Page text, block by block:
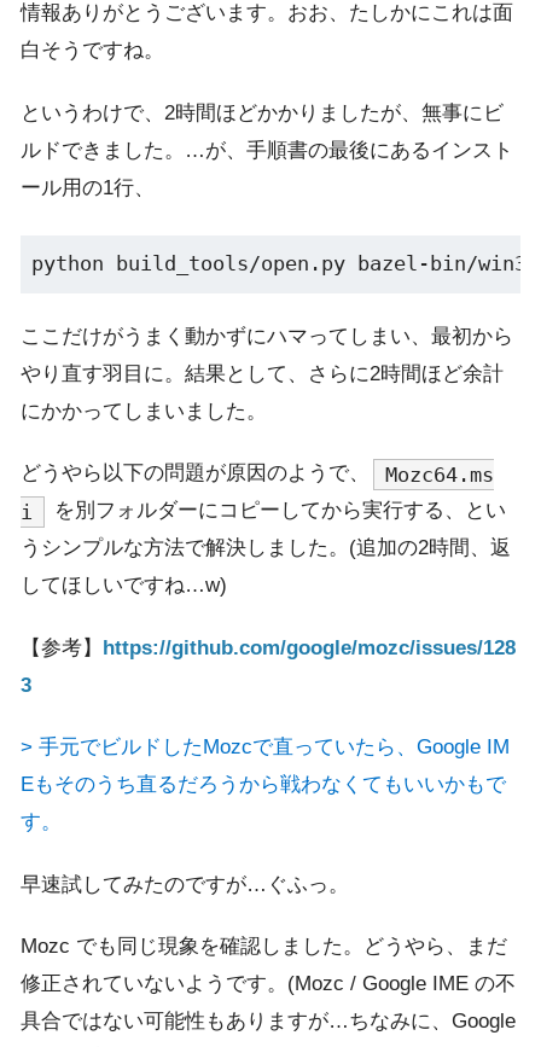
情報ありがとうございます。おお、たしかにこれは面
白そうですね。
というわけで、2時間ほどかかりましたが、無事にビ
ルドできました。…が、手順書の最後にあるインスト
ール用の1行、
ここだけがうまく動かずにハマってしまい、最初から
やり直す羽目に。結果として、さらに2時間ほど余計
にかかってしまいました。
どうやら以下の問題が原因のようで、
Mozc64.ms
i
を別フォルダーにコピーしてから実行する、とい
うシンプルな方法で解決しました。(追加の2時間、返
してほしいですね…w)
【参考】 https://github.com/google/mozc/issues/128
3
> 手元でビルドしたMozcで直っていたら、Google IM
Eもそのうち直るだろうから戦わなくてもいいかもで
す。
早速試してみたのですが…ぐふっ。
Mozc でも同じ現象を確認しました。どうやら、まだ
修正されていないようです。(Mozc / Google IME の不
具合ではない可能性もありますが…ちなみに、Google